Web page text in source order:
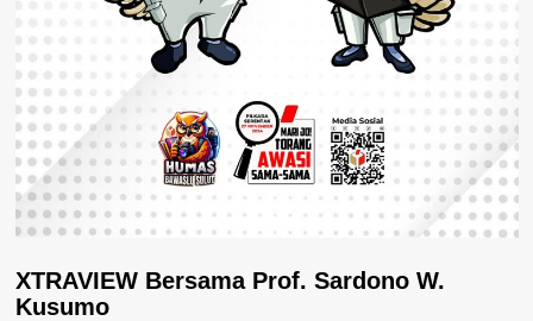
XTRAVIEW Bersama Prof. Sardono W.
Kusumo